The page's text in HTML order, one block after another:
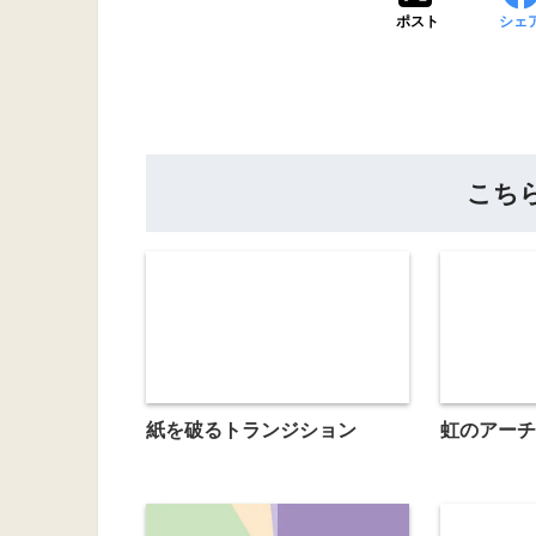
ポスト シェ
こち
紙を破るトランジション 虹のアー